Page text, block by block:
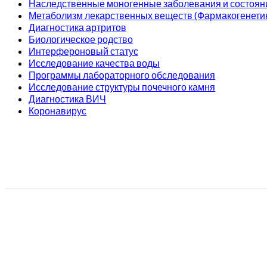
Наследственные моногенные заболевания и
Метаболизм лекарственных веществ
Диагностика артритов
Биологическое родство
Интерфероновый статус
Исследование качества воды
Программы лабораторного обследования
Исследование структуры почечного камня
Диагностика ВИЧ
Коронавирус